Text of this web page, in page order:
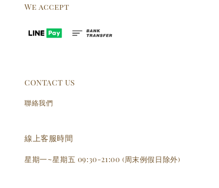
We accept
CONTACT US
聯絡我們
線上客服時間
星期一~星期五 09:30-21:00 (周末例假日除外)